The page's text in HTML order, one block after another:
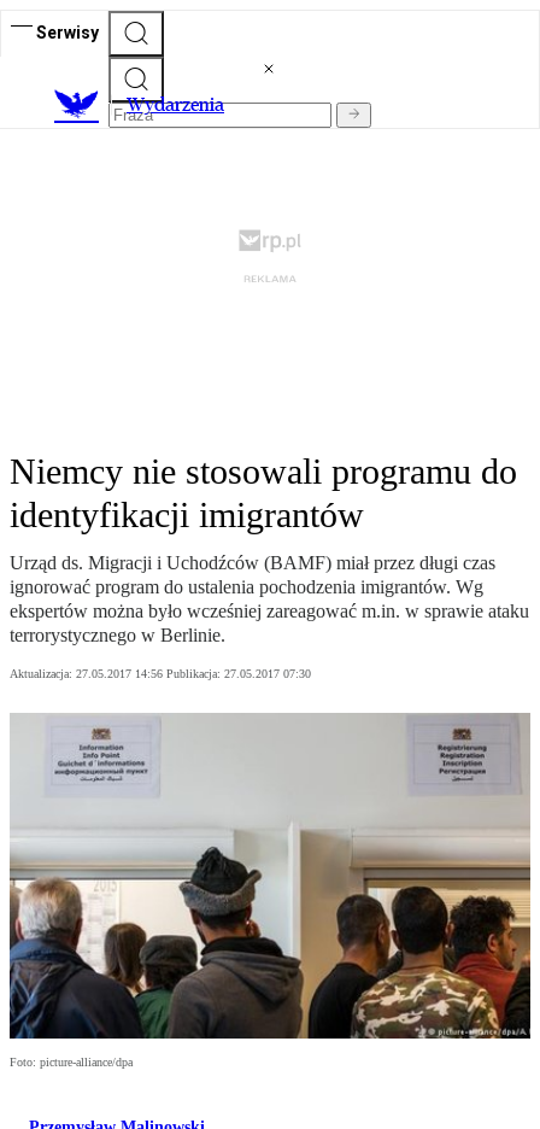
Serwisy
Wydarzenia
Niemcy nie stosowali programu do
identyfikacji imigrantów
Urząd ds. Migracji i Uchodźców (BAMF) miał przez długi czas
ignorować program do ustalenia pochodzenia imigrantów. Wg
ekspertów można było wcześniej zareagować m.in. w sprawie ataku
terrorystycznego w Berlinie.
Aktualizacja: 27.05.2017 14:56 Publikacja: 27.05.2017 07:30
Foto: picture-alliance/dpa